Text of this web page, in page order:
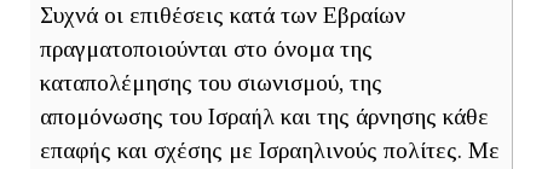
Συχνά οι επιθέσεις κατά των Εβραίων
πραγματοποιούνται στο όνομα της
καταπολέμησης του σιωνισμού, της
απομόνωσης του Ισραήλ και της άρνησης κάθε
επαφής και σχέσης με Ισραηλινούς πολίτες. Με